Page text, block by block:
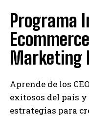
Programa
Marketing
Aprende de los
exitosos del país y
estrategias para